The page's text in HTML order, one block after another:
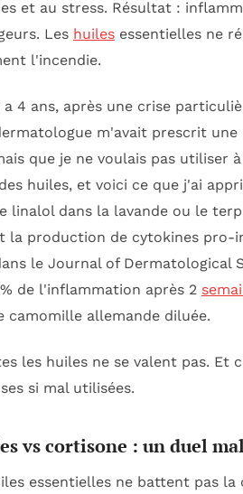
et au stress. Résultat :
Les huiles essentielles ne
l'incendie.
4 ans, après une crise
m'avait prescrit une
que je ne voulais pas utiliser
huiles, et voici ce que j'ai
linalol dans la lavande ou le
la production de cytokines pro-
le Journal of Dermatological
de l'inflammation après 2
camomille allemande diluée.
les huiles ne se valent pas. Et
si mal utilisées.
vs cortisone : un duel
essentielles ne battent pas